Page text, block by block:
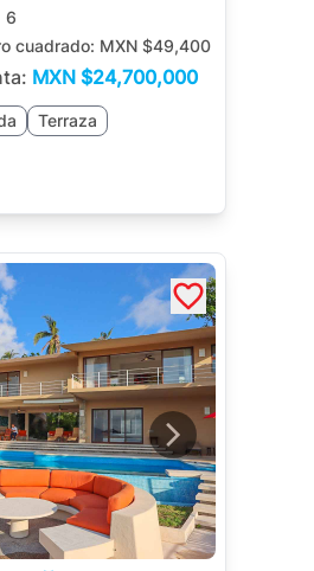
6
cuadrado: MXN $49,400
MXN $24,700,000
Terraza